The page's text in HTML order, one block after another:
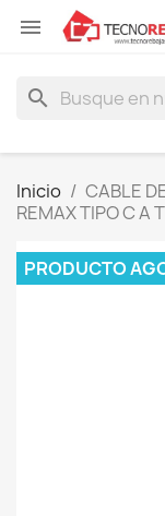

search
Inicio
CABLE
REMAX TIPO C A
PRODUCTO